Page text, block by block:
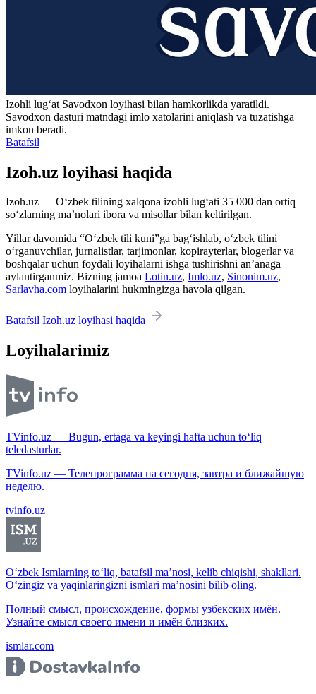
Izohli lugʻat Savodxon loyihasi bilan hamkorlikda yaratildi.
Savodxon dasturi matndagi imlo xatolarini aniqlash va tuzatishga
imkon beradi.
Batafsil
Izoh.uz loyihasi haqida
Izoh.uz — O‘zbek tilining xalqona izohli lug‘ati 35 000 dan ortiq
so‘zlarning ma’nolari ibora va misollar bilan keltirilgan.
Yillar davomida “O‘zbek tili kuni”ga bag‘ishlab, o‘zbek tilini
o‘rganuvchilar, jurnalistlar, tarjimonlar, kopirayterlar, blogerlar va
boshqalar uchun foydali loyihalarni ishga tushirishni an’anaga
aylantirganmiz. Bizning jamoa Lotin.uz, Imlo.uz, Sinonim.uz,
Sarlavha.com loyihalarini hukmingizga havola qilgan.
Batafsil Izoh.uz loyihasi haqida
Loyihalarimiz
TVinfo.uz — Bugun, ertaga va keyingi hafta uchun to‘liq
teledasturlar.
TVinfo.uz — Телепрограмма на сегодня, завтра и ближайшую
неделю.
tvinfo.uz
O‘zbek Ismlarning to‘liq, batafsil ma’nosi, kelib chiqishi, shakllari.
O‘zingiz va yaqinlaringizni ismlari ma’nosini bilib oling.
Полный смысл, происхождение, формы узбекских имён.
Узнайте смысл своего имени и имён близких.
ismlar.com